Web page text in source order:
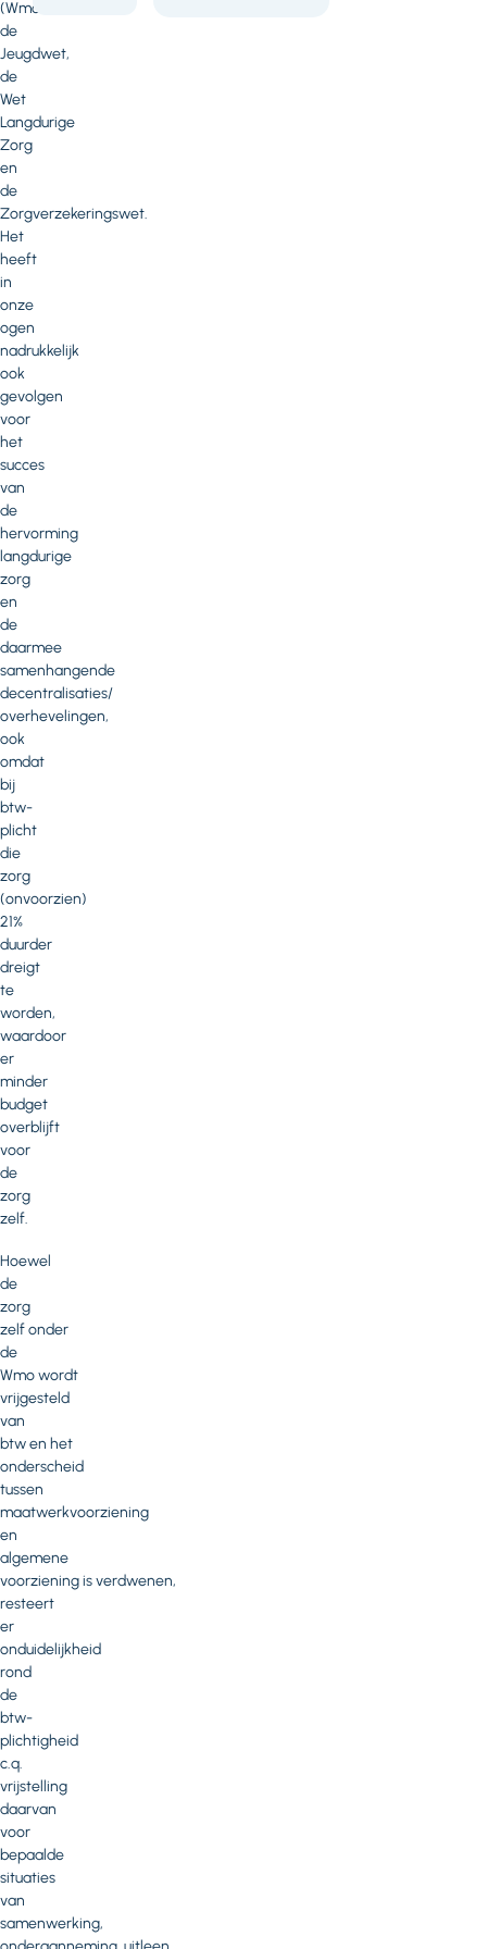
(Wmo),
de
Jeugdwet,
de
Wet
Langdurige
Zorg
en
de
Zorgverzekeringswet.
Het
heeft
in
onze
ogen
nadrukkelijk
ook
gevolgen
voor
het
succes
van
de
hervorming
langdurige
zorg
en
de
daarmee
samenhangende
decentralisaties/
overhevelingen,
ook
omdat
bij
btw-
plicht
die
zorg
(onvoorzien)
21%
duurder
dreigt
te
worden,
waardoor
er
minder
budget
overblijft
voor
de
zorg
zelf.
Hoewel
de
zorg
zelf onder
de
Wmo wordt
vrijgesteld
van
btw en het
onderscheid
tussen
maatwerkvoorziening
en
algemene
voorziening is verdwenen,
resteert
er
onduidelijkheid
rond
de
btw-
plichtigheid
c.q.
vrijstelling
daarvan
voor
bepaalde
situaties
van
samenwerking,